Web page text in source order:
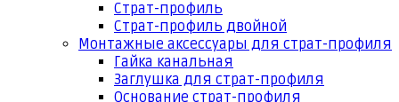
Страт-профиль
Страт-профиль двойной
Монтажные аксессуары для страт-профиля
Гайка канальная
Заглушка для страт-профиля
Основание страт-профиля